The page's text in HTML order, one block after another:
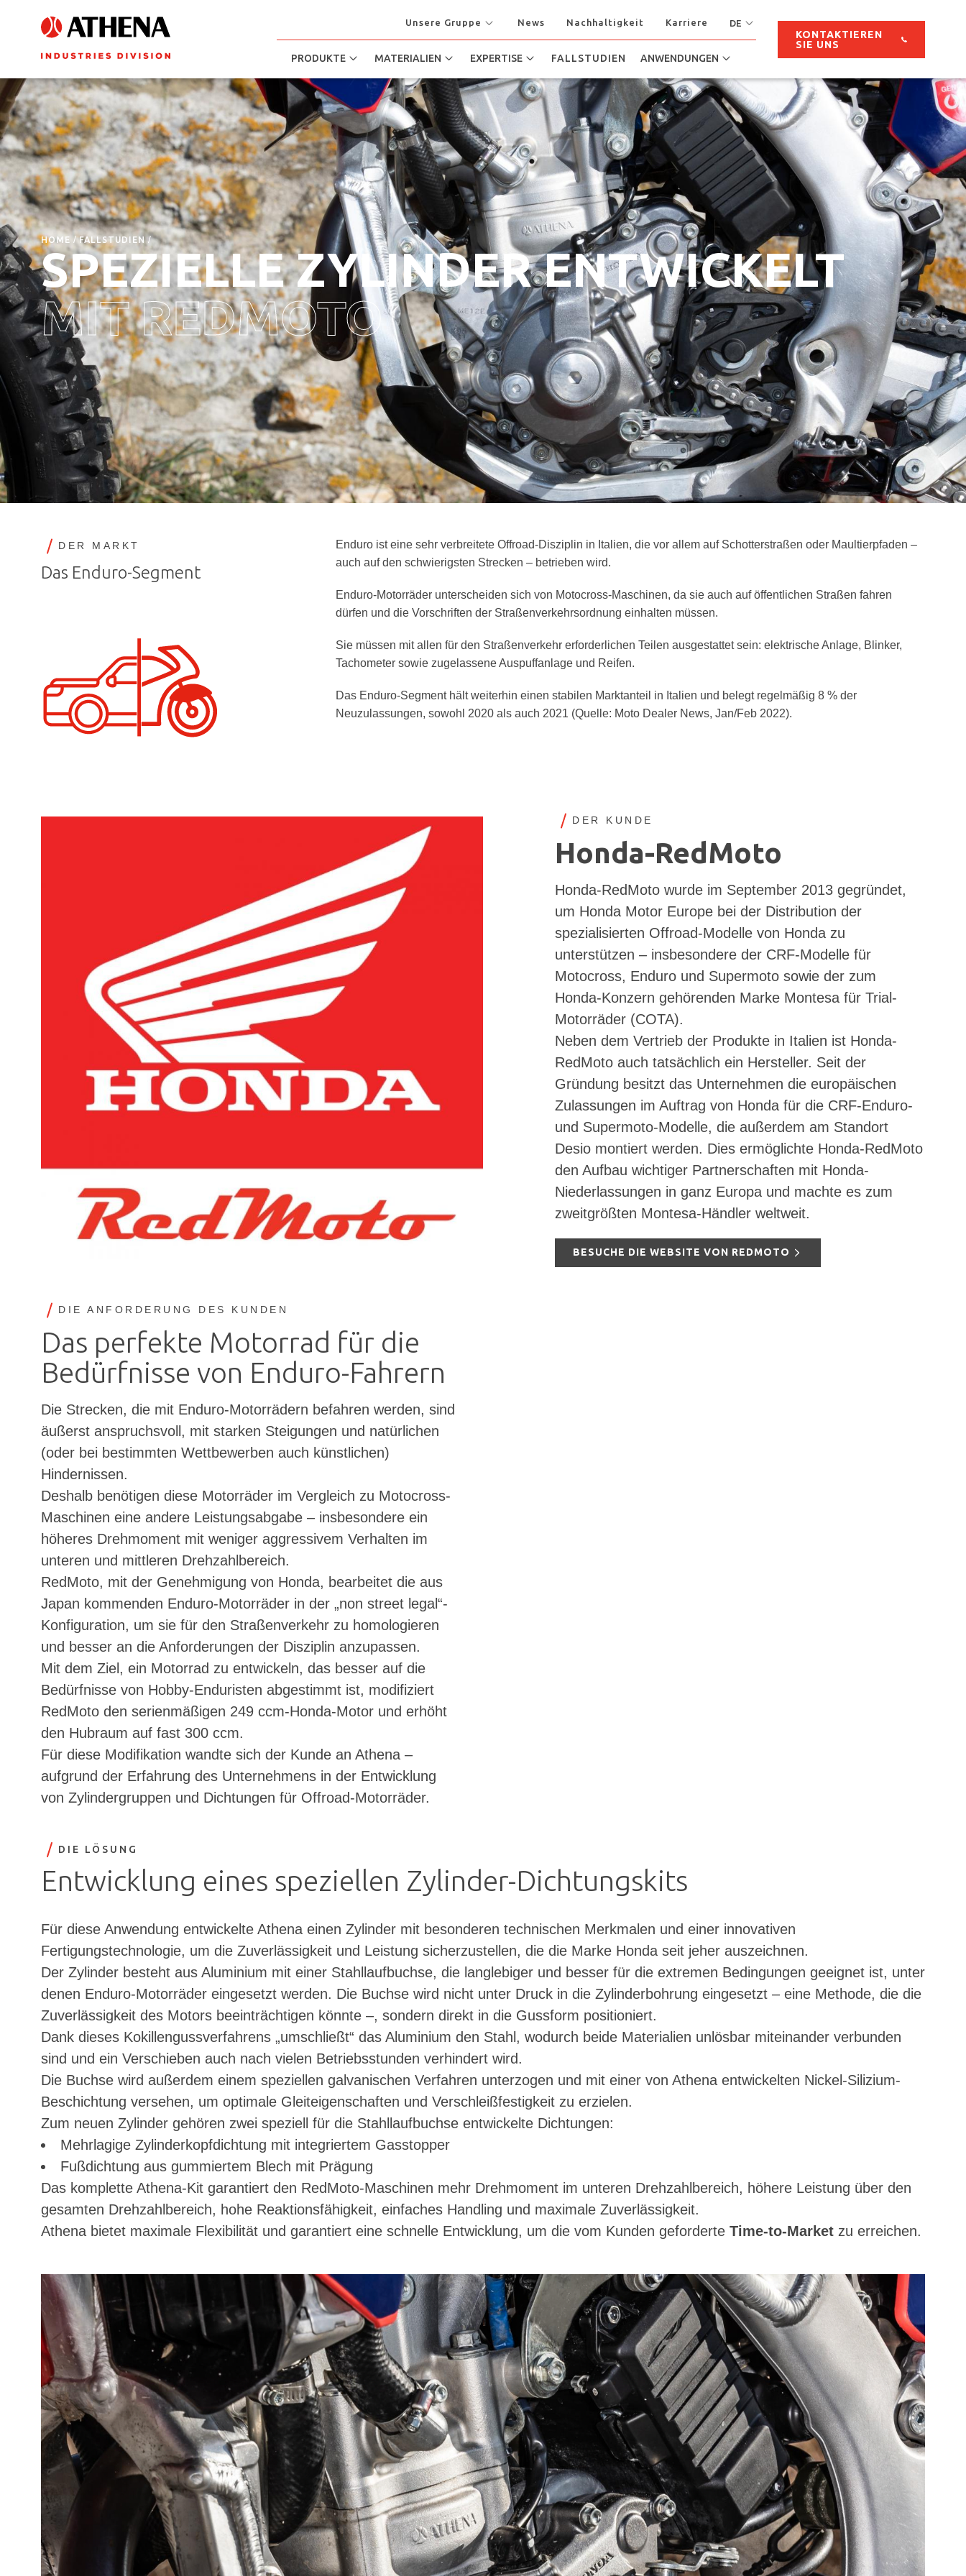
Unsere Gruppe News Nachhaltigkeit Karriere DE
PRODUKTE MATERIALIEN EXPERTISE FALLSTUDIEN ANWENDUNGEN
KONTAKTIEREN
SIE UNS
HOME FALLSTUDIEN
SPEZIELLE ZYLINDER ENTWICKELT
MIT REDMOTO
DER MARKT
Das Enduro-Segment
Enduro ist eine sehr verbreitete Offroad-Disziplin in Italien, die vor allem auf Schotterstraßen oder Maultierpfaden –
auch auf den schwierigsten Strecken – betrieben wird.
Enduro-Motorräder unterscheiden sich von Motocross-Maschinen, da sie auch auf öffentlichen Straßen fahren
dürfen und die Vorschriften der Straßenverkehrsordnung einhalten müssen.
Sie müssen mit allen für den Straßenverkehr erforderlichen Teilen ausgestattet sein: elektrische Anlage, Blinker,
Tachometer sowie zugelassene Auspuffanlage und Reifen.
Das Enduro-Segment hält weiterhin einen stabilen Marktanteil in Italien und belegt regelmäßig 8 % der
Neuzulassungen, sowohl 2020 als auch 2021 (Quelle: Moto Dealer News, Jan/Feb 2022).
DER KUNDE
Honda-RedMoto
Honda-RedMoto wurde im September 2013 gegründet,
um Honda Motor Europe bei der Distribution der
spezialisierten Offroad-Modelle von Honda zu
unterstützen – insbesondere der CRF-Modelle für
Motocross, Enduro und Supermoto sowie der zum
Honda-Konzern gehörenden Marke Montesa für Trial-
Motorräder (COTA).
Neben dem Vertrieb der Produkte in Italien ist Honda-
RedMoto auch tatsächlich ein Hersteller. Seit der
Gründung besitzt das Unternehmen die europäischen
Zulassungen im Auftrag von Honda für die CRF-Enduro-
und Supermoto-Modelle, die außerdem am Standort
Desio montiert werden. Dies ermöglichte Honda-RedMoto
den Aufbau wichtiger Partnerschaften mit Honda-
Niederlassungen in ganz Europa und machte es zum
zweitgrößten Montesa-Händler weltweit.
BESUCHE DIE WEBSITE VON REDMOTO
DIE ANFORDERUNG DES KUNDEN
Das perfekte Motorrad für die
Bedürfnisse von Enduro-Fahrern
Die Strecken, die mit Enduro-Motorrädern befahren werden, sind
äußerst anspruchsvoll, mit starken Steigungen und natürlichen
(oder bei bestimmten Wettbewerben auch künstlichen)
Hindernissen.
Deshalb benötigen diese Motorräder im Vergleich zu Motocross-
Maschinen eine andere Leistungsabgabe – insbesondere ein
höheres Drehmoment mit weniger aggressivem Verhalten im
unteren und mittleren Drehzahlbereich.
RedMoto, mit der Genehmigung von Honda, bearbeitet die aus
Japan kommenden Enduro-Motorräder in der „non street legal“-
Konfiguration, um sie für den Straßenverkehr zu homologieren
und besser an die Anforderungen der Disziplin anzupassen.
Mit dem Ziel, ein Motorrad zu entwickeln, das besser auf die
Bedürfnisse von Hobby-Enduristen abgestimmt ist, modifiziert
RedMoto den serienmäßigen 249 ccm-Honda-Motor und erhöht
den Hubraum auf fast 300 ccm.
Für diese Modifikation wandte sich der Kunde an Athena –
aufgrund der Erfahrung des Unternehmens in der Entwicklung
von Zylindergruppen und Dichtungen für Offroad-Motorräder.
DIE LÖSUNG
Entwicklung eines speziellen Zylinder-Dichtungskits
Für diese Anwendung entwickelte Athena einen Zylinder mit besonderen technischen Merkmalen und einer innovativen
Fertigungstechnologie, um die Zuverlässigkeit und Leistung sicherzustellen, die die Marke Honda seit jeher auszeichnen.
Der Zylinder besteht aus Aluminium mit einer Stahllaufbuchse, die langlebiger und besser für die extremen Bedingungen geeignet ist, unter
denen Enduro-Motorräder eingesetzt werden. Die Buchse wird nicht unter Druck in die Zylinderbohrung eingesetzt – eine Methode, die die
Zuverlässigkeit des Motors beeinträchtigen könnte –, sondern direkt in die Gussform positioniert.
Dank dieses Kokillengussverfahrens „umschließt“ das Aluminium den Stahl, wodurch beide Materialien unlösbar miteinander verbunden
sind und ein Verschieben auch nach vielen Betriebsstunden verhindert wird.
Die Buchse wird außerdem einem speziellen galvanischen Verfahren unterzogen und mit einer von Athena entwickelten Nickel-Silizium-
Beschichtung versehen, um optimale Gleiteigenschaften und Verschleißfestigkeit zu erzielen.
Zum neuen Zylinder gehören zwei speziell für die Stahllaufbuchse entwickelte Dichtungen:
Mehrlagige Zylinderkopfdichtung mit integriertem Gasstopper
Fußdichtung aus gummiertem Blech mit Prägung
Das komplette Athena-Kit garantiert den RedMoto-Maschinen mehr Drehmoment im unteren Drehzahlbereich, höhere Leistung über den
gesamten Drehzahlbereich, hohe Reaktionsfähigkeit, einfaches Handling und maximale Zuverlässigkeit.
Athena bietet maximale Flexibilität und garantiert eine schnelle Entwicklung, um die vom Kunden geforderte Time-to-Market zu erreichen.